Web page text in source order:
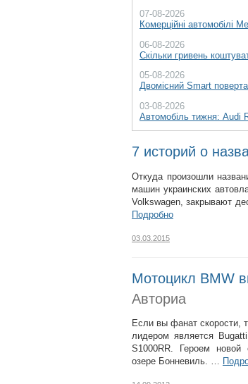
07-08-2026
Комерційні автомобілі
06-08-2026
Скільки гривень
05-08-2026
Двомісний Smart
03-08-2026
Автомобіль тижня: Audi
7 историй о
Откуда произошли
машин украинских
Volkswagen, закрывают
Подробно
03.03.2015
Мотоцикл BMW
Авториа
Если вы фанат скорости,
лидером является
S1000RR. Героем
озере Бонневиль. …